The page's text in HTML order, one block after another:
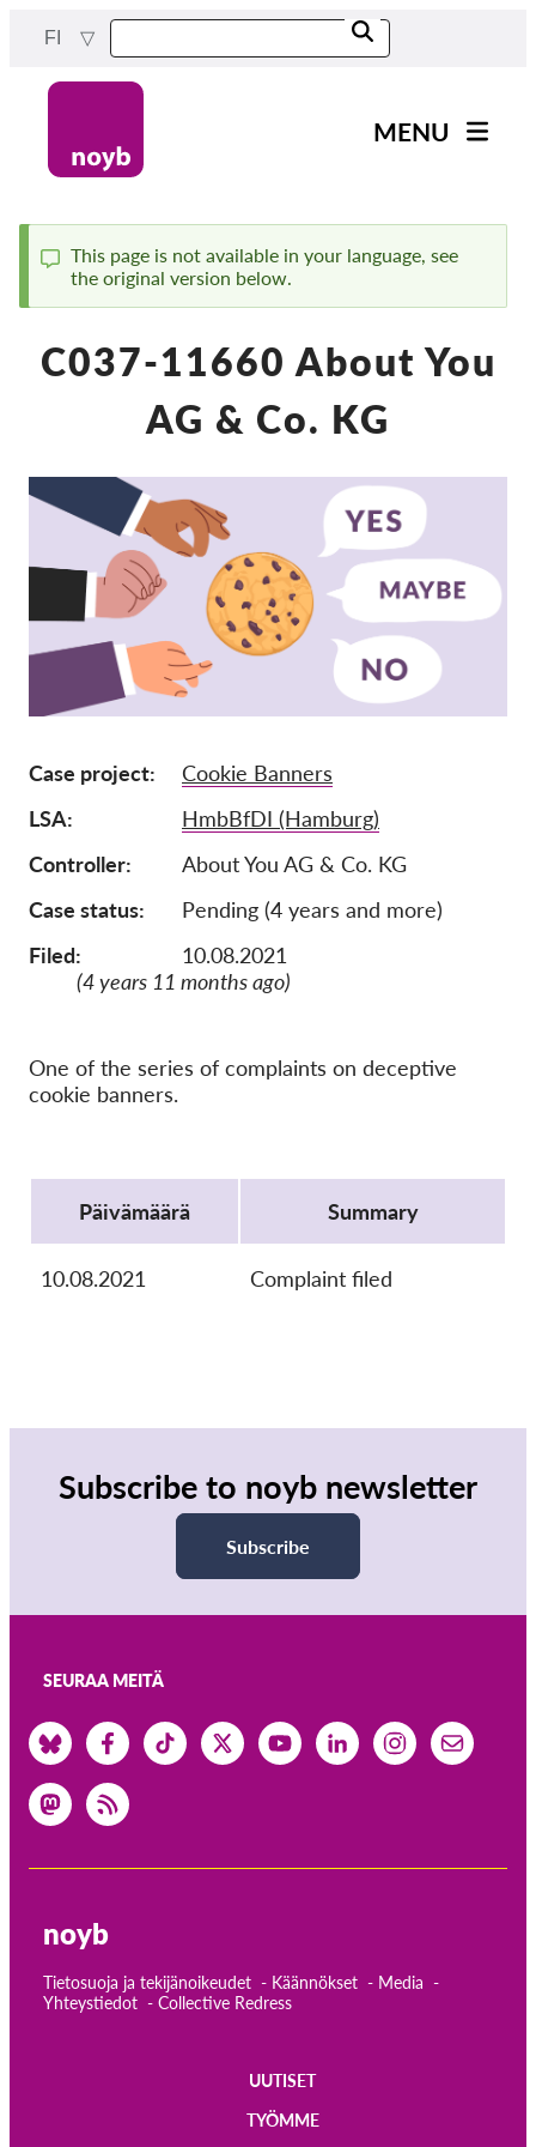
content
FI
navigation
MENU
Kaikki tapaukset
Reports & Resources
Exercise your rights!
Tue meitä!
Jäsenyys
Lahjoitukset
Sponsorointi
Tax deductability
Meistä
Tiimi
Vuosikertomukset
Usein kysyttyä
Rekry
OnionShare
Status
message
This page is not available in your language, see
the original version below.
C037-11660 About You
AG & Co. KG
Case project
Cookie Banners
LSA
HmbBfDI (Hamburg)
Controller
About You AG & Co. KG
Case status
Pending (4 years and more)
Filed:
10.08.2021
(4 years 11 months ago)
One of the series of complaints on deceptive
cookie banners.
Päivämäärä
Summary
10.08.2021 Complaint filed
Subscribe to noyb newsletter
Subscribe
SEURAA MEITÄ
noyb
Tietosuoja ja tekijänoikeudet Käännökset
Media
Yhteystiedot
Collective Redress
UUTISET
TYÖMME